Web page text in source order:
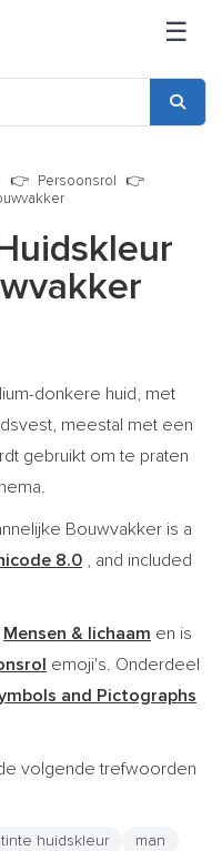
☰
Persoonsrol
donkere huid, met
meestal met een
gebruikt om te praten
Bouwvakker is a
8.0 , and included
Mensen & lichaam en is
emoji's. Onderdeel
and Pictographs
volgende trefwoorden
huidskleur
man